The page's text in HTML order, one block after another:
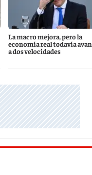
La macro mejora, pero la
economía real todavía
a dos velocidades